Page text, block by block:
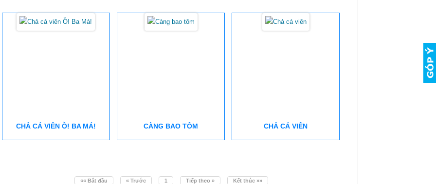
CHẢ CÁ VIÊN Ồ! BA MÁ! CÀNG BAO TÔM CHẢ CÁ VIÊN
«« Bắt đầu « Trước 1 Tiếp theo » Kết thúc »»